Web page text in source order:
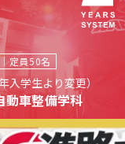
動車整備学科
定員50名
入学生より変更）